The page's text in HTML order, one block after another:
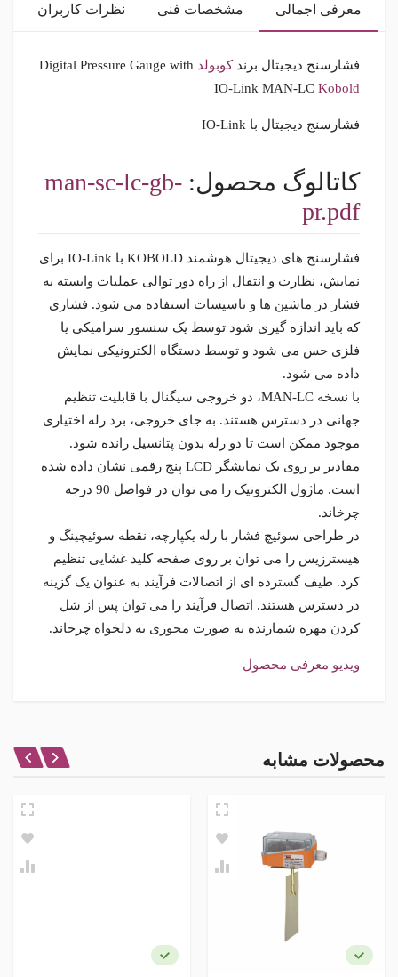
معرفی اجمالی مشخصات فنی نظرات کاربران
فشارسنج دیجیتال برندکوبولد Digital Pressure Gauge with
IO-Link MAN-LC Kobold
فشارسنج دیجیتال با IO-Link
کاتالوگ محصول: man-sc-lc-gb-
pr.pdf
فشارسنج های دیجیتال هوشمند KOBOLD با IO-Link برای
نمایش، نظارت و انتقال از راه دور توالی عملیات وابسته به
فشار در ماشین ها و تاسیسات استفاده می شود. فشاری
که باید اندازه گیری شود توسط یک سنسور سرامیکی یا
فلزی حس می شود و توسط دستگاه الکترونیکی نمایش
داده می شود.
با نسخه MAN-LC، دو خروجی سیگنال با قابلیت تنظیم
جهانی در دسترس هستند. به جای خروجی، برد رله اختیاری
موجود ممکن است تا دو رله بدون پتانسیل رانده شود.
مقادیر بر روی یک نمایشگر LCD پنج رقمی نشان داده شده
است. ماژول الکترونیک را می توان در فواصل 90 درجه
چرخاند.
در طراحی سوئیچ فشار با رله یکپارچه، نقطه سوئیچینگ و
هیسترزیس را می توان بر روی صفحه کلید غشایی تنظیم
کرد. طیف گسترده ای از اتصالات فرآیند به عنوان یک گزینه
در دسترس هستند. اتصال فرآیند را می توان پس از شل
کردن مهره شمارنده به صورت محوری به دلخواه چرخاند.
ویدیو معرفی محصول
مشخصات ظاهری
ضد انفجار
نظر شما در باره این محصول
نام و نام خانوادگی
نظر شما
محصولات مشابه